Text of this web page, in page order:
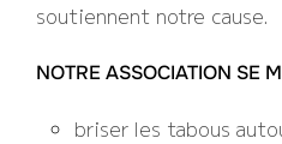
soutiennent notre cause.
NOTRE ASSOCIATION SE
briser les tabous